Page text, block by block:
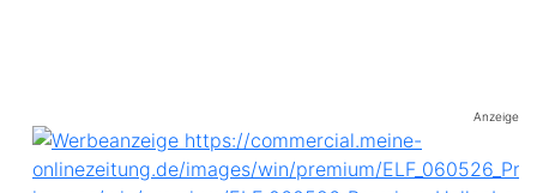
Anzeige